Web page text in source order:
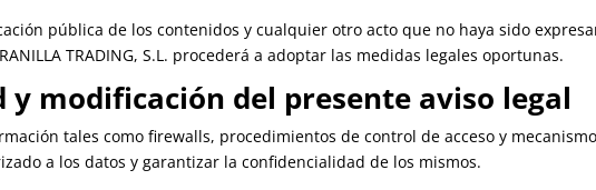
pública de los contenidos y cualquier otro acto que no haya sido
TRADING, S.L. procederá a adoptar las medidas legales oportunas.
del presente aviso legal
tales como firewalls, procedimientos de control de acceso y
a los datos y garantizar la confidencialidad de los mismos.